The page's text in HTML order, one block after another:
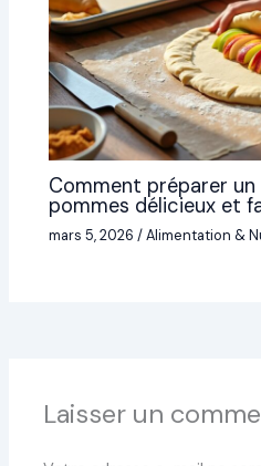
Comment préparer un
pommes délicieux et
mars 5, 2026/Alimentation &
Laisser un